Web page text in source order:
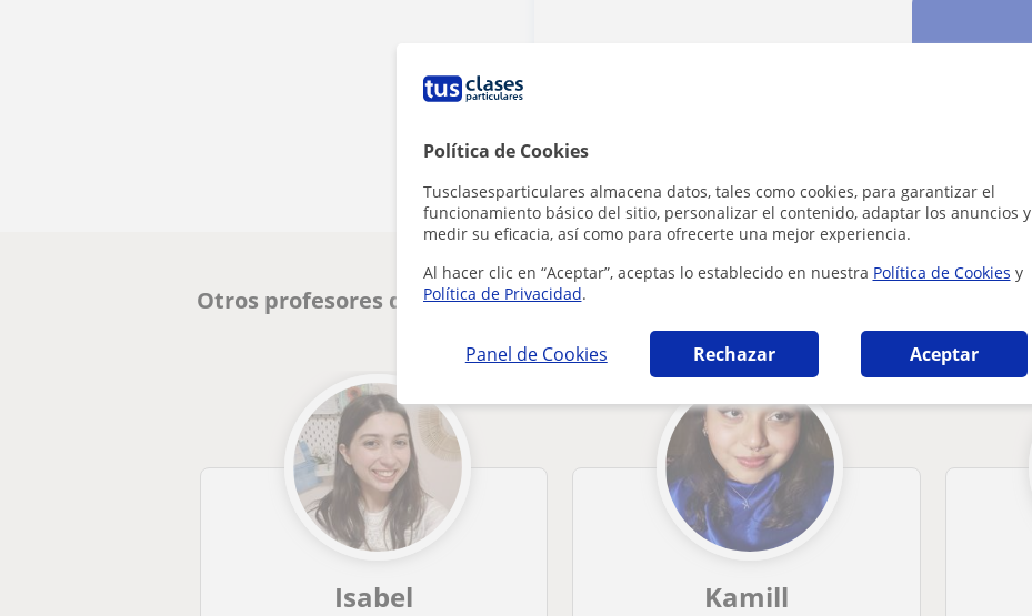
Política de Cookies
Tusclasesparticulares almacena datos, tales como cookies, para garantizar el
funcionamiento básico del sitio, personalizar el contenido, adaptar los anuncios y
medir su eficacia, así como para ofrecerte una mejor experiencia.
Al hacer clic en “Aceptar”, aceptas lo establecido en nuestra Política de Cookies y
Política de Privacidad.
Panel de Cookies Rechazar Aceptar
¿Hay algún error en este perfil?
Otros profesores de Primaria en Valencia que pueden interesarte
Isabel Kamill